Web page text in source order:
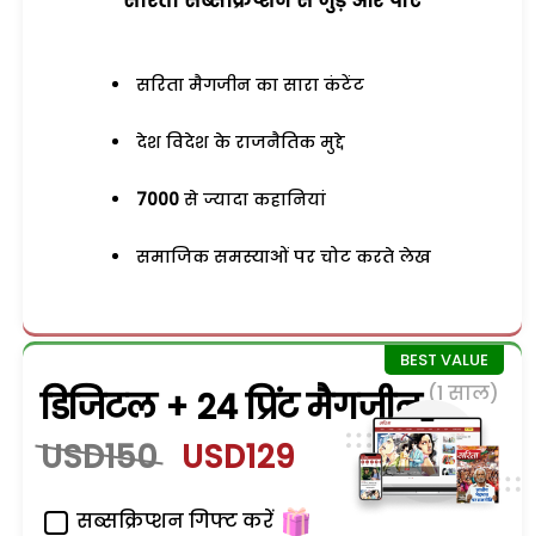
सरिता मैगजीन का सारा कंटेंट
देश विदेश के राजनैतिक मुद्दे
7000 से ज्यादा कहानियां
समाजिक समस्याओं पर चोट करते लेख
डिजिटल + 24 प्रिंट मैगजीन (1 साल)
USD150 USD129
सब्सक्रिप्शन गिफ्ट करें